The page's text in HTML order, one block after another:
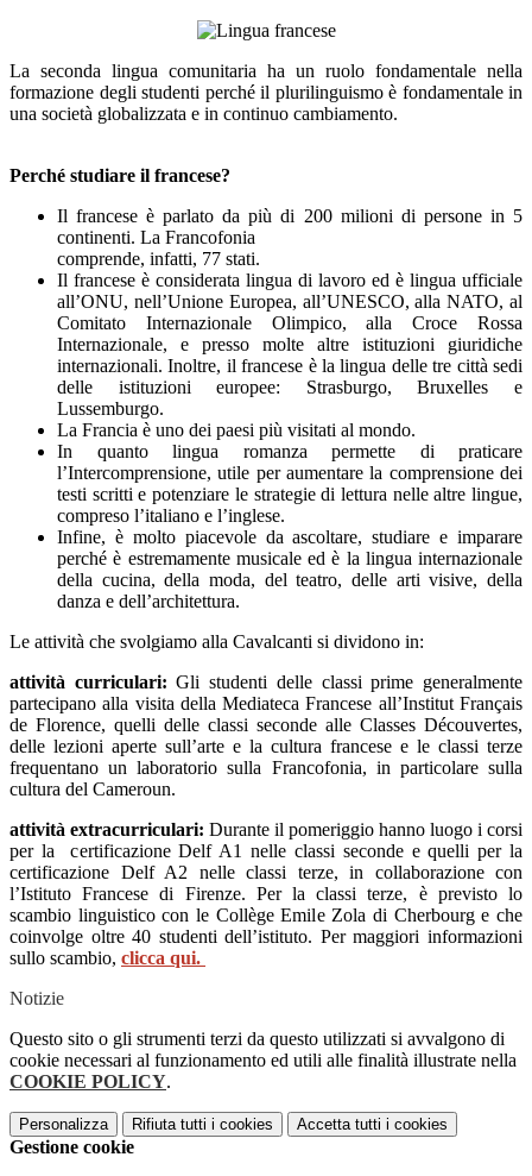
La seconda lingua comunitaria ha un ruolo fondamentale nella
formazione degli studenti perché il plurilinguismo è fondamentale in
una società globalizzata e in continuo cambiamento.
Perché studiare il francese?
Il francese è parlato da più di 200 milioni di persone in 5
continenti. La Francofonia
comprende, infatti, 77 stati.
Il francese è considerata lingua di lavoro ed è lingua ufficiale
all’ONU, nell’Unione Europea, all’UNESCO, alla NATO, al
Comitato Internazionale Olimpico, alla Croce Rossa
Internazionale, e presso molte altre istituzioni giuridiche
internazionali. Inoltre, il francese è la lingua delle tre città sedi
delle istituzioni europee: Strasburgo, Bruxelles e
Lussemburgo.
La Francia è uno dei paesi più visitati al mondo.
In quanto lingua romanza permette di praticare
l’Intercomprensione, utile per aumentare la comprensione dei
testi scritti e potenziare le strategie di lettura nelle altre lingue,
compreso l’italiano e l’inglese.
Infine, è molto piacevole da ascoltare, studiare e imparare
perché è estremamente musicale ed è la lingua internazionale
della cucina, della moda, del teatro, delle arti visive, della
danza e dell’architettura.
Le attività che svolgiamo alla Cavalcanti si dividono in:
attività curriculari:Gli studenti delle classi prime generalmente
partecipano alla visita della Mediateca Francese all’Institut Français
de Florence, quelli delle classi seconde alle Classes Découvertes,
delle lezioni aperte sull’arte e la cultura francese e le classi terze
frequentano un laboratorio sulla Francofonia, in particolare sulla
cultura del Cameroun.
attività extracurriculari: Durante il pomeriggio hanno luogo i corsi
per la certificazione Delf A1 nelle classi seconde e quelli per la
certificazione Delf A2 nelle classi terze, in collaborazione con
l’Istituto Francese di Firenze. Per la classi terze, è previsto lo
scambio linguistico con le Collège Emile Zola di Cherbourg e che
coinvolge oltre 40 studenti dell’istituto. Per maggiori informazioni
sullo scambio, clicca qui.
Notizie
Questo sito o gli strumenti terzi da questo utilizzati si avvalgono di
cookie necessari al funzionamento ed utili alle finalità illustrate nella
COOKIE POLICY.
Personalizza Rifiuta tutti i cookies Accetta tutti i cookies
Gestione cookie